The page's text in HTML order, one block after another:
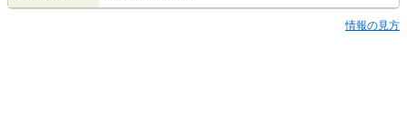
情報の見方